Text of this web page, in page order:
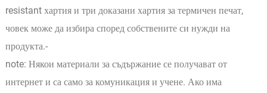
resistant хартия и три доказани хартия за термичен печат,
човек може да избира според собствените си нужди на
продукта.-
note: Някои материали за съдържание се получават от
интернет и са само за комуникация и учене. Ако има